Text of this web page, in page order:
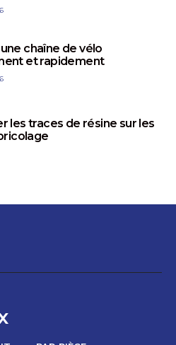
chaîne de vélo
et rapidement
les traces de résine sur les